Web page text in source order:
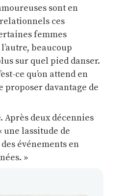
sont en
ces
femmes
beaucoup
sur quel pied danser.
ce qu’on attend en
proposer davantage de
deux décennies
lassitude de
événements en
»